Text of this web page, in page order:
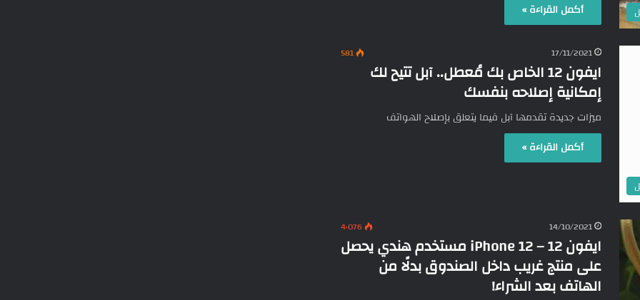
أكمل القراءة »
17/11/2021
581
ايفون 12 الخاص بك مُعطل.. آبل تتيح لك
إمكانية إصلاحه بنفسك
ميزات جديدة تقدمها آبل فيما يتعلق بإصلاح الهواتف
أكمل القراءة »
14/10/2021 4٬076
ايفون 12 – iPhone 12 مستخدم هندي يحصل
على منتج غريب داخل الصندوق بدلًا من
الهاتف بعد الشراء!